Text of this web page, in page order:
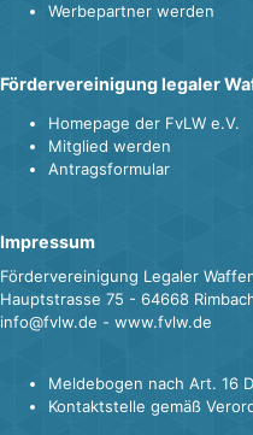
Werbepartner werden
Fördervereinigung legaler
Homepage der FvLW e.V.
Mitglied werden
Antragsformular
Impressum
Fördervereinigung Legaler
Hauptstrasse 75 - 64668
info@fvlw.de - www.fvlw.de
Meldebogen nach Art. 16
Kontaktstelle gemäß